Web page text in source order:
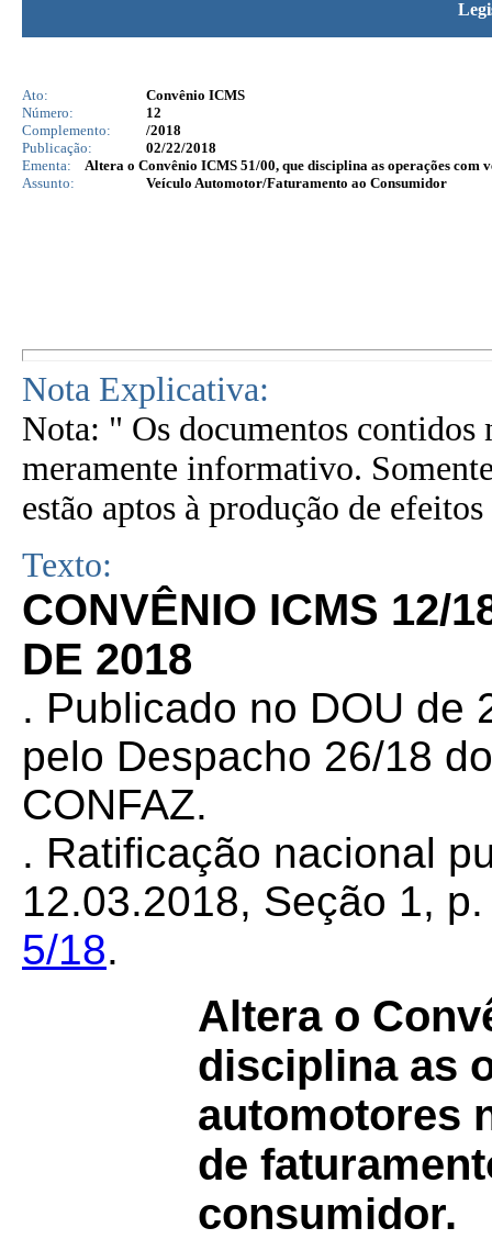
Ato:
Convênio ICMS
Número:
12
Complemento:
/2018
Publicação:
02/22/2018
Ementa:
Altera o Convênio ICMS 51/00, que disciplina as operações
Assunto:
Veículo Automotor/Faturamento ao Consumidor
Nota Explicativa:
Nota: " Os documentos contidos
meramente informativo.
estão aptos à produção de
Texto:
CONVÊNIO ICMS 12/
DE 2018
. Publicado no DOU de
pelo Despacho 26/18
CONFAZ.
. Ratificação nacional
12.03.2018, Seção 1,
5/18.
Altera o
disciplina as
automotores
de
consumidor.